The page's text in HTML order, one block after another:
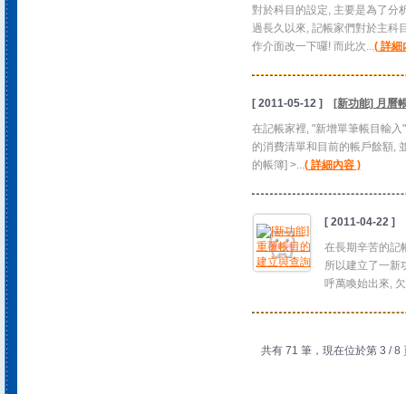
對於科目的設定, 主要是為了分
過長久以來, 記帳家們對於主科
作介面改一下囉! 而此次...( 詳細
[ 2011-05-12 ]
[新功能] 月曆
在記帳家裡, "新增單筆帳目輸
的消費清單和目前的帳戶餘額,
的帳簿] >...( 詳細內容 )
[ 2011-04-22 ]
在長期辛苦的記
所以建立了一新
呼萬喚始出來,
共有 71 筆，現在位於第 3 / 8